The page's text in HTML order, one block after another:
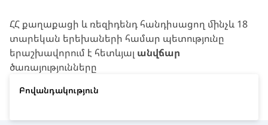
ՀՀ քաղաքացի և ռեզիդենդ հանդիսացող մինչև 18
տարեկան երեխաների համար պետությունը
երաշխավորում է հետևյալ անվճար
ծառայությունները
Բովանդակություն